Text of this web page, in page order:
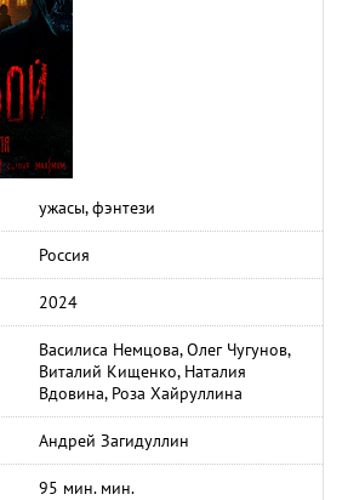
ужасы, фэнтези
Россия
2024
Василиса Немцова, Олег Чугунов,
Виталий Кищенко, Наталия
Вдовина, Роза Хайруллина
Андрей Загидуллин
95 мин. мин.